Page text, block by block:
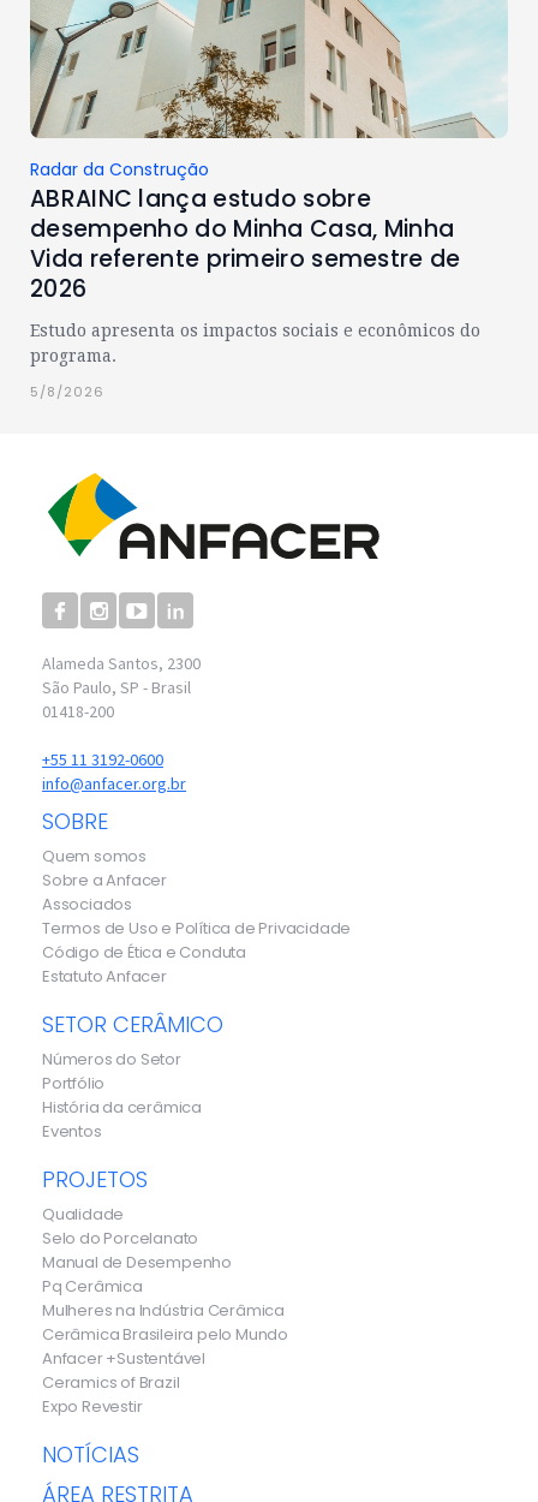
Radar da Construção
ABRAINC lança estudo sobre
desempenho do Minha Casa, Minha
Vida referente primeiro semestre de
2026
Estudo apresenta os impactos sociais e econômicos do
programa.
5/8/2026
Alameda Santos, 2300
São Paulo, SP - Brasil
01418-200
+55 11 3192-0600
info@anfacer.org.br
SOBRE
Quem somos
Sobre a Anfacer
Associados
Termos de Uso e Política de Privacidade
Código de Ética e Conduta
Estatuto Anfacer
SETOR CERÂMICO
Números do Setor
Portfólio
História da cerâmica
Eventos
PROJETOS
Qualidade
Selo do Porcelanato
Manual de Desempenho
Pq Cerâmica
Mulheres na Indústria Cerâmica
Cerâmica Brasileira pelo Mundo
Anfacer +Sustentável
Ceramics of Brazil
Expo Revestir
NOTÍCIAS
ÁREA RESTRITA